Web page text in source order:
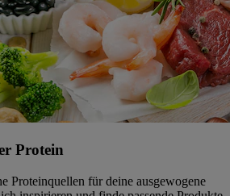
Protein
Proteinquellen für deine ausgewogene